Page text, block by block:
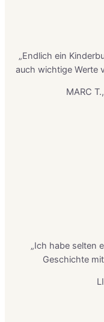
„Endlich ein
auch wichtige Werte
MARC
„Ich habe selten
Geschichte